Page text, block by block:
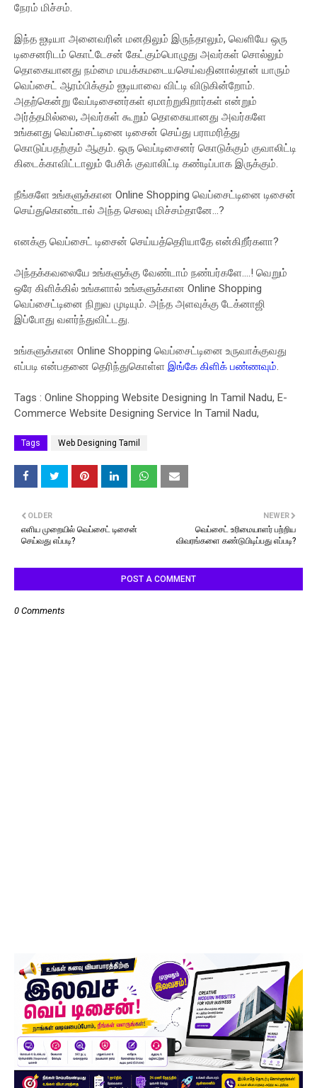
நேரம் மிச்சம்.
இந்த ஐடியா அனைவரின் மனதிலும் இருந்தாலும், வெளியே ஒரு
டிசைனரிடம் கொட்டேசன் கேட்கும்பொழுது அவர்கள் சொல்லும்
தொகையானது நம்மை மயக்கமடையசெய்வதினால்தான் யாரும்
வெப்சைட் ஆரம்பிக்கும் ஐடியாவை விட்டி விடுகின்றோம்.
அதற்கென்று வேப்டிசைனர்கள் ஏமாற்றுகிறார்கள் என்றும்
அர்த்தமில்லை, அவர்கள் கூறும் தொகையானது அவர்களே
உங்களது வெப்சைட்டினை டிசைன் செய்து பராமரித்து
கொடுப்பதற்கும் ஆகும். ஒரு வெப்டிசைனர் கொடுக்கும் குவாலிட்டி
கிடைக்காவிட்டாலும் பேசிக் குவாலிட்டி கண்டிப்பாக இருக்கும்.
நீங்களே உங்களுக்கான Online Shopping வெப்சைட்டினை டிசைன்
செய்துகொண்டால் அந்த செலவு மிச்சம்தானே...?
எனக்கு வெப்சைட் டிசைன் செய்யத்தெரியாதே என்கிறீர்களா?
அந்தக்கவலையே உங்களுக்கு வேண்டாம் நண்பர்களே....! வெறும்
ஒரே கிளிக்கில் உங்களால் உங்களுக்கான Online Shopping
வெப்சைட்டினை நிறுவ முடியும். அந்த அளவுக்கு டேக்னாஜி
இப்போது வளர்ந்துவிட்டது.
உங்களுக்கான Online Shopping வெப்சைட்டினை உருவாக்குவது
எப்படி என்பதனை தெரிந்துகொள்ள இங்கே கிளிக் பண்ணவும்.
Tags : Online Shopping Website Designing In Tamil Nadu, E-
Commerce Website Designing Service In Tamil Nadu,
Tags Web Designing Tamil
NEWER
வெப்சைட் உரிமையாளர் பற்றிய
விவரங்களை கண்டுபிடிப்பது எப்படி?
OLDER
எளிய முறையில் வெப்சைட் டிசைன்
செய்வது எப்படி?
POST A COMMENT
0 Comments